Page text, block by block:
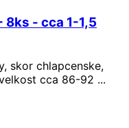
- cca 1-1,5
skor chlapcenske,
cca 86-92 ...